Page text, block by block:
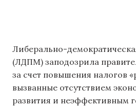
Либерально-
(ЛДПМ) заподозрила
за счет повышения налогов
вызванные отсутствием
развития и неэффективным